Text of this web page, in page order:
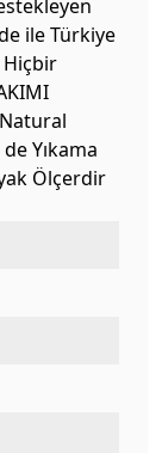
ile Türkiye
Yıkama
Ölçerdir